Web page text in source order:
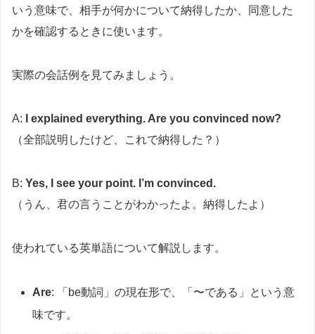
いう意味で、相手が何かについて納得したか、同意した
かを確認するときに使います。
実際の会話例を見てみましょう。
A:
I explained everything. Are you convinced now?
（全部説明したけど、これで納得した？）
B: Yes, I see your point. I’m convinced.
（うん、君の言うことがわかったよ。納得したよ）
使われている英単語について解説します。
Are: 「be動詞」の現在形で、「〜である」という意
味です。